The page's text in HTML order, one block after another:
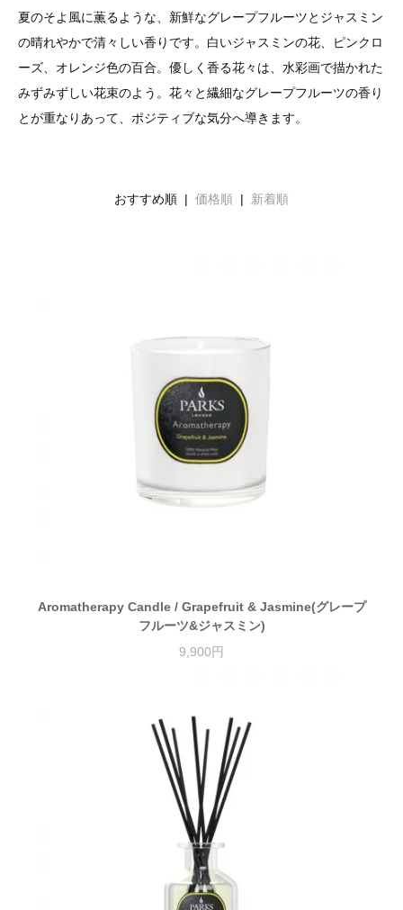
夏のそよ風に薫るような、新鮮なグレープフルーツとジャスミン
の晴れやかで清々しい香りです。白いジャスミンの花、ピンクロ
ーズ、オレンジ色の百合。優しく香る花々は、水彩画で描かれた
みずみずしい花束のよう。花々と繊細なグレープフルーツの香り
とが重なりあって、ポジティブな気分へ導きます。
おすすめ順 | 価格順 | 新着順
Aromatherapy Candle / Grapefruit & Jasmine(グレープ
フルーツ&ジャスミン)
9,900円